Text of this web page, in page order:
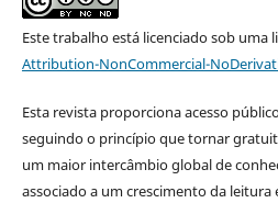
Este trabalho está licenciado sob uma
Attribution-NonCommercial-
Esta revista proporciona acesso
seguindo o princípio que tornar
um maior intercâmbio global de
associado a um crescimento da